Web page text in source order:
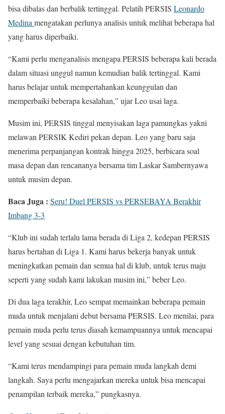
bisa dibalas dan berbalik tertinggal. Pelatih PERSIS Leonardo
Medina mengatakan perlunya analisis untuk melihat beberapa hal
yang harus diperbaiki.
“Kami perlu menganalisis mengapa PERSIS beberapa kali berada
dalam situasi unggul namun kemudian balik tertinggal. Kami
harus belajar untuk mempertahankan keunggulan dan
memperbaiki beberapa kesalahan,” ujar Leo usai laga.
Musim ini, PERSIS tinggal menyisakan laga pamungkas yakni
melawan PERSIK Kediri pekan depan. Leo yang baru saja
menerima perpanjangan kontrak hingga 2025, berbicara soal
masa depan dan rencananya bersama tim Laskar Sambernyawa
untuk musim depan.
Baca Juga : Seru! Duel PERSIS vs PERSEBAYA Berakhir
Imbang 3-3
“Klub ini sudah terlalu lama berada di Liga 2, kedepan PERSIS
harus bertahan di Liga 1. Kami harus bekerja banyak untuk
meningkatkan pemain dan semua hal di klub, untuk terus maju
seperti yang sudah kami lakukan musim ini,” beber Leo.
Di dua laga terakhir, Leo sempat memainkan beberapa pemain
muda untuk menjalani debut bersama PERSIS. Leo menilai, para
pemain muda perlu terus diasah kemampuannya untuk mencapai
level yang sesuai dengan kebutuhan tim.
“Kami terus mendampingi para pemain muda langkah demi
langkah. Saya perlu mengajarkan mereka untuk bisa mencapai
penampilan terbaik mereka,” pungkasnya.